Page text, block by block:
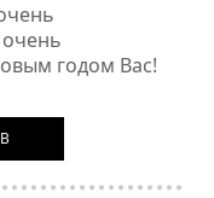
годом Вас!